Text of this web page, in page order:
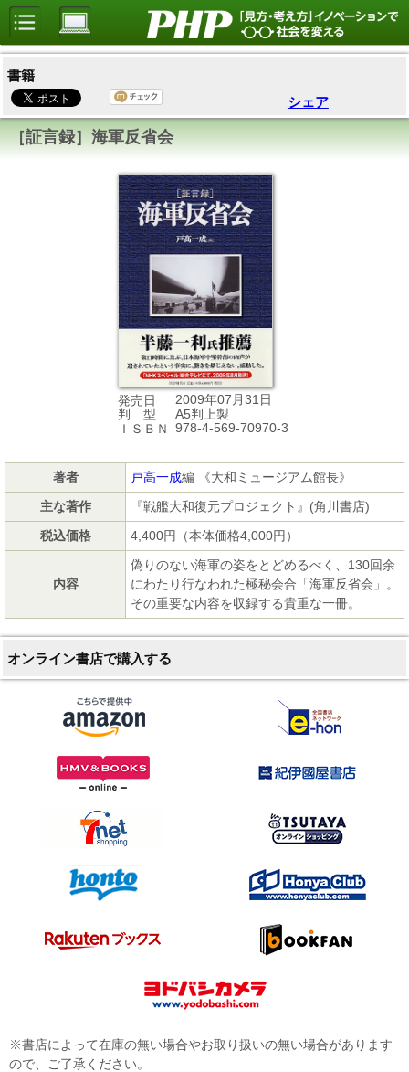
書籍
シェア
［証言録］海軍反省会
発売日
2009年07月31日
判 型
A5判上製
ＩＳＢＮ
978-4-569-70970-3
著者 戸高一成編 《大和ミュージアム館長》
主な著作
『戦艦大和復元プロジェクト』(角川書店)
税込価格
4,400円（本体価格4,000円）
内容
偽りのない海軍の姿をとどめるべく、130回余
にわたり行なわれた極秘会合「海軍反省会」。
その重要な内容を収録する貴重な一冊。
オンライン書店で購入する
※書店によって在庫の無い場合やお取り扱いの無い場合があります
ので、ご了承ください。